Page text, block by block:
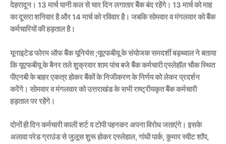
देहरादून। 13 मार्च यानी कल से चार दिन लगातार बैंक बंद रहेंगे। 13 मार्च को माह
का दूसरा शनिवार है और 14 मार्च को रविवार है। जबकि सोमवार व मंगलवार को बैंक
कर्मचारियों की हड़ताल है।
यूनाइटेड फोरम ऑफ बैंक यूनियंस ;यूएफबीयू के संयोजक समदर्शी बड़थ्वाल ने बताया
कि यूएफबीयू के बैनर तले शुक्रवार शाम पांच बजे बैंक कर्मचारी एस्लेहॉल चौक स्थित
पीएनबी के बाहर एकत्र होकर बैंकों के निजीकरण के निर्णय को लेकर प्रदर्शन
करेंगे। सोमवार व मंगलवार को उत्तराखंड के सभी राष्ट्रीयकृत बैंक कर्मचारी
हड़ताल पर रहेंगे।
दोनों ही दिन कर्मचारी काली शर्ट व टोपी पहनकर अपना विरोध जताएंगे। इसके
अलावा परेड ग्राउंड से जुलूस शुरू होकर एस्लेहाल, गांधी पार्क, कुमार स्वीट शॉप,